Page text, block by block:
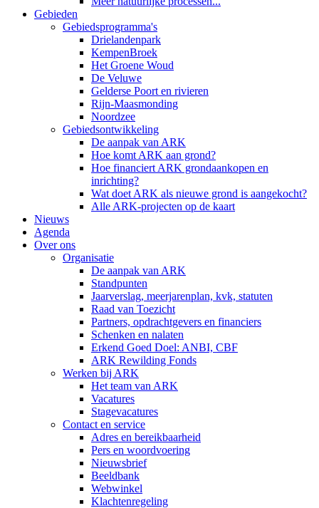
Gebieden
Gebiedsprogramma's
Drielandenpark
KempenBroek
Het Groene Woud
De Veluwe
Gelderse Poort en rivieren
Rijn-Maasmonding
Noordzee
Gebiedsontwikkeling
De aanpak van ARK
Hoe komt ARK aan grond?
Hoe financiert ARK grondaankopen en
inrichting?
Wat doet ARK als nieuwe grond is aangekocht?
Alle ARK-projecten op de kaart
Nieuws
Agenda
Over ons
Organisatie
De aanpak van ARK
Standpunten
Jaarverslag, meerjarenplan, kvk, statuten
Raad van Toezicht
Partners, opdrachtgevers en financiers
Schenken en nalaten
Erkend Goed Doel: ANBI, CBF
ARK Rewilding Fonds
Werken bij ARK
Het team van ARK
Vacatures
Stagevacatures
Contact en service
Adres en bereikbaarheid
Pers en woordvoering
Nieuwsbrief
Beeldbank
Webwinkel
Klachtenregeling